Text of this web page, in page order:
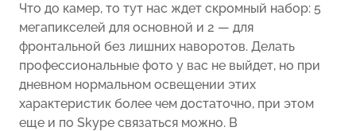
Что до камер, то тут нас ждет скромный набор: 5
мегапикселей для основной и 2 — для
фронтальной без лишних наворотов. Делать
професcиональные фото у вас не выйдет, но при
дневном нормальном освещении этих
характеристик более чем достаточно, при этом
еще и по Skype связаться можно. В